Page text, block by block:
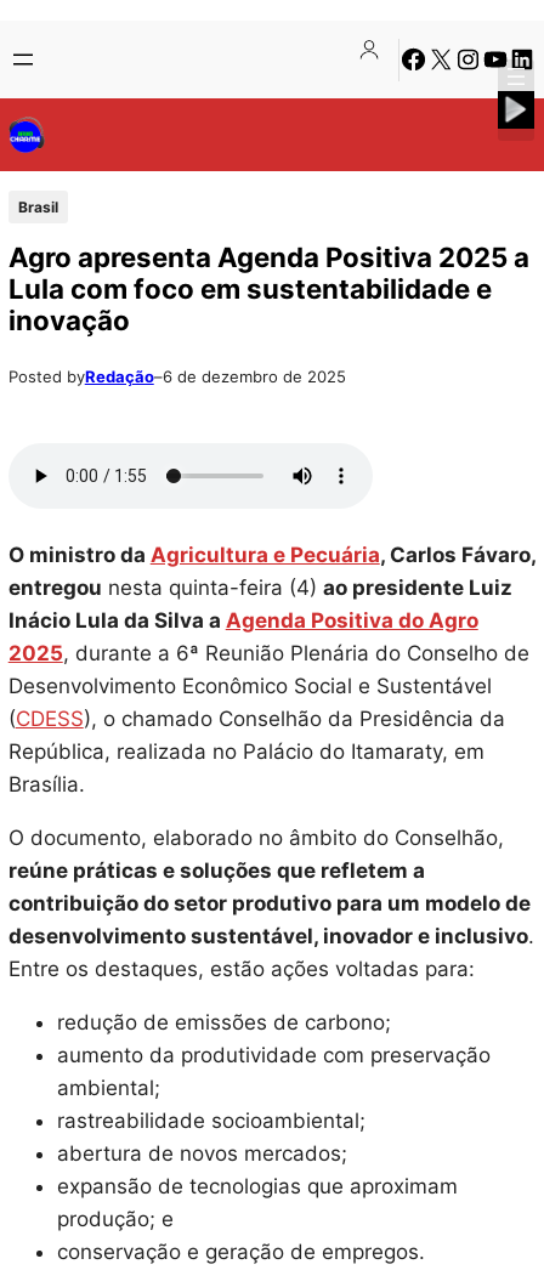
para
o
conteúdo
to
content
Facebook
X Instagram
Brasil
Agro apresenta Agenda Positiva 2025 a
Lula com foco em sustentabilidade e
inovação
Posted byRedação–6 de dezembro de 2025
O ministro da Agricultura e Pecuária, Carlos Fávaro,
entregou nesta quinta-feira (4) ao presidente Luiz
Inácio Lula da Silva a Agenda Positiva do Agro
2025, durante a 6ª Reunião Plenária do Conselho de
Desenvolvimento Econômico Social e Sustentável
(CDESS), o chamado Conselhão da Presidência da
República, realizada no Palácio do Itamaraty, em
Brasília.
O documento, elaborado no âmbito do Conselhão,
reúne práticas e soluções que refletem a
contribuição do setor produtivo para um modelo de
desenvolvimento sustentável, inovador e inclusivo.
Entre os destaques, estão ações voltadas para:
redução de emissões de carbono;
aumento da produtividade com preservação
ambiental;
rastreabilidade socioambiental;
abertura de novos mercados;
expansão de tecnologias que aproximam
produção; e
conservação e geração de empregos.